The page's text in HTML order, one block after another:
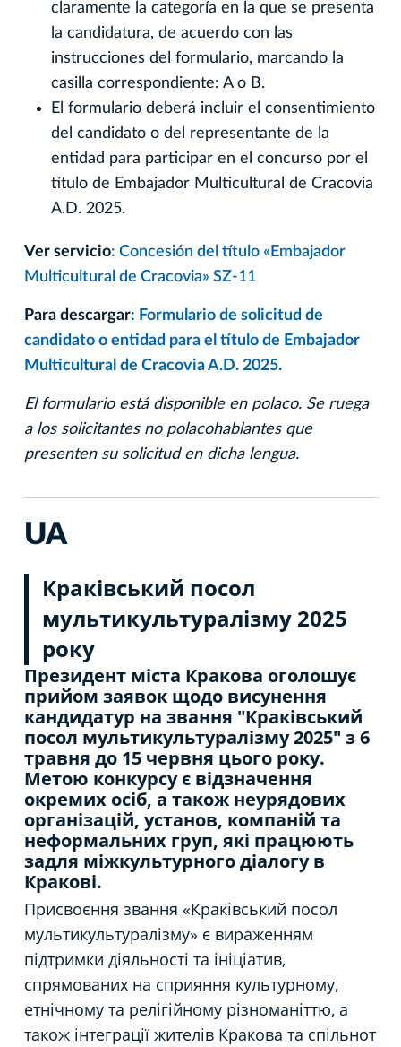
claramente la categoría en la que se presenta
la candidatura, de acuerdo con las
instrucciones del formulario, marcando la
casilla correspondiente: A o B.
El formulario deberá incluir el consentimiento
del candidato o del representante de la
entidad para participar en el concurso por el
título de Embajador Multicultural de Cracovia
A.D. 2025.
Ver servicio: Concesión del título «Embajador
Multicultural de Cracovia» SZ-11
Para descargar: Formulario de solicitud de
candidato o entidad para el título de Embajador
Multicultural de Cracovia A.D. 2025.
El formulario está disponible en polaco. Se ruega
a los solicitantes no polacohablantes que
presenten su solicitud en dicha lengua.
UA
Краківський посол
мультикультуралізму 2025
року
Президент міста Кракова оголошує
прийом заявок щодо висунення
кандидатур на звання "Краківський
посол мультикультуралізму 2025" з 6
травня до 15 червня цього року.
Метою конкурсу є відзначення
окремих осіб, а також неурядових
організацій, установ, компаній та
неформальних груп, які працюють
задля міжкультурного діалогу в
Кракові.
Присвоєння звання «Краківський посол
мультикультуралізму» є вираженням
підтримки діяльності та ініціатив,
спрямованих на сприяння культурному,
етнічному та релігійному різноманіттю, а
також інтеграції жителів Кракова та спільнот